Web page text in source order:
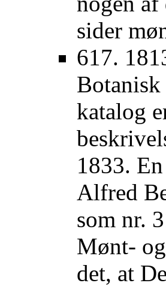
sider
617.
katalog
1833.
Alfred
som nr.
Mønt-
det, at